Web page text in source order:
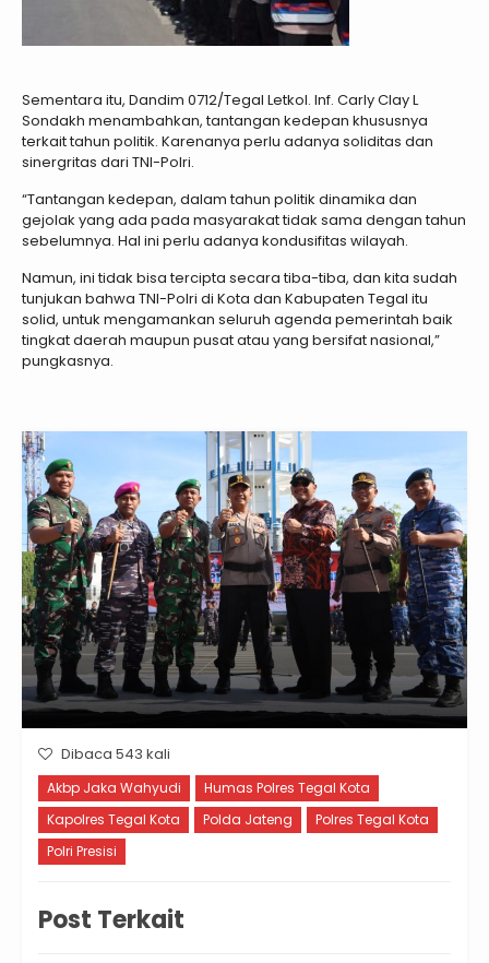
Sementara itu, Dandim 0712/Tegal Letkol. Inf. Carly Clay L
Sondakh menambahkan, tantangan kedepan khususnya
terkait tahun politik. Karenanya perlu adanya soliditas dan
sinergritas dari TNI-Polri.
“Tantangan kedepan, dalam tahun politik dinamika dan
gejolak yang ada pada masyarakat tidak sama dengan tahun
sebelumnya. Hal ini perlu adanya kondusifitas wilayah.
Namun, ini tidak bisa tercipta secara tiba-tiba, dan kita sudah
tunjukan bahwa TNI-Polri di Kota dan Kabupaten Tegal itu
solid, untuk mengamankan seluruh agenda pemerintah baik
tingkat daerah maupun pusat atau yang bersifat nasional,”
pungkasnya.
Dibaca 543 kali
Akbp Jaka Wahyudi
Humas Polres Tegal Kota
Kapolres Tegal Kota
Polda Jateng
Polres Tegal Kota
Polri Presisi
Post Terkait